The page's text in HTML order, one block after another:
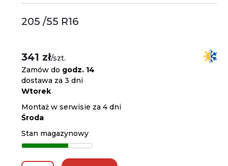
205 /55 R16
341 zł/szt.
Zamów do godz. 14
dostawa za 3 dni
Wtorek
Montaż w serwisie za 4 dni
Środa
Stan magazynowy